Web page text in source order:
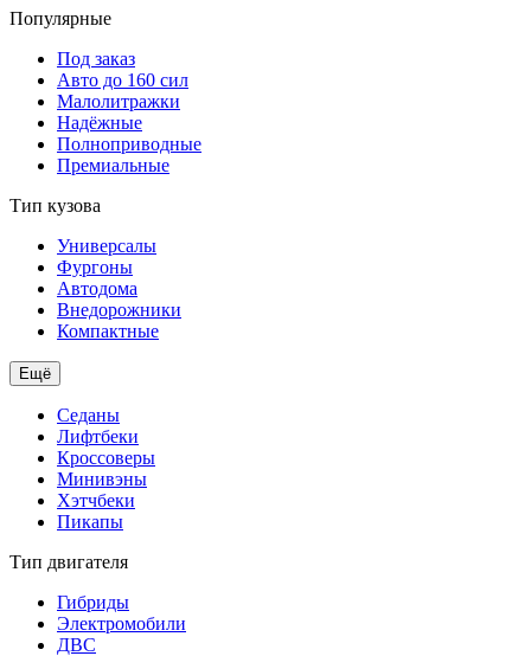
Популярные
Под заказ
Авто до 160 сил
Малолитражки
Надёжные
Полноприводные
Премиальные
Тип кузова
Универсалы
Фургоны
Автодома
Внедорожники
Компактные
Ещё
Седаны
Лифтбеки
Кроссоверы
Минивэны
Хэтчбеки
Пикапы
Тип двигателя
Гибриды
Электромобили
ДВС